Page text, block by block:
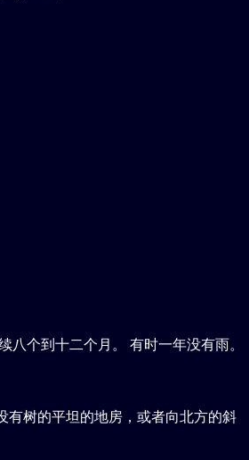
八个到十二个月。 有时一年没有雨。
有树的平坦的地房，或者向北方的斜